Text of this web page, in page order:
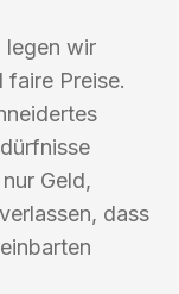
legen wir
faire Preise.
Geld,
dass